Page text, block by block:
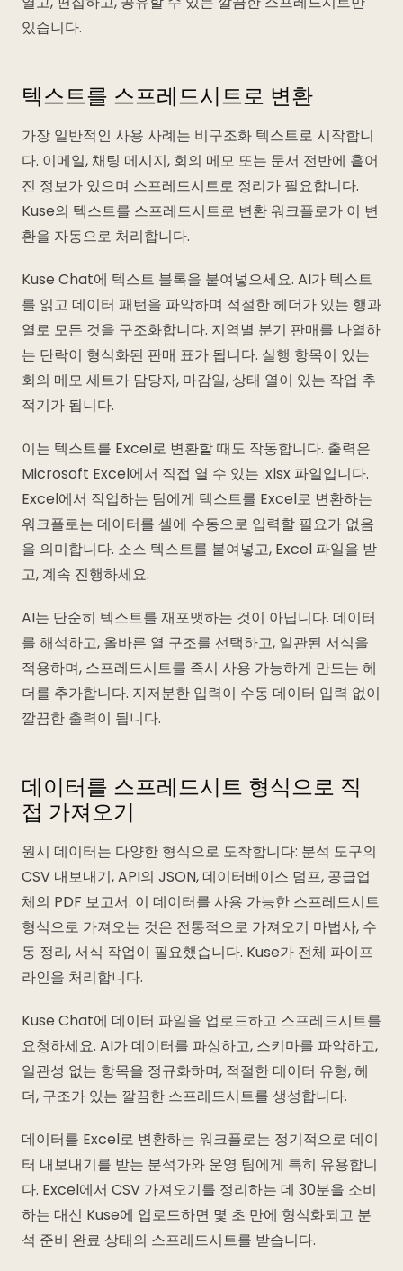
있습니다.
텍스트를 스프레드시트로 변환
가장 일반적인 사용 사례는 비구조화 텍스트로 시작합니
다. 이메일, 채팅 메시지, 회의 메모 또는 문서 전반에 흩어
진 정보가 있으며 스프레드시트로 정리가 필요합니다.
Kuse의 텍스트를 스프레드시트로 변환 워크플로가 이 변
환을 자동으로 처리합니다.
Kuse Chat에 텍스트 블록을 붙여넣으세요. AI가 텍스트
를 읽고 데이터 패턴을 파악하며 적절한 헤더가 있는 행과
열로 모든 것을 구조화합니다. 지역별 분기 판매를 나열하
는 단락이 형식화된 판매 표가 됩니다. 실행 항목이 있는
회의 메모 세트가 담당자, 마감일, 상태 열이 있는 작업 추
적기가 됩니다.
이는 텍스트를 Excel로 변환할 때도 작동합니다. 출력은
Microsoft Excel에서 직접 열 수 있는 .xlsx 파일입니다.
Excel에서 작업하는 팀에게 텍스트를 Excel로 변환하는
워크플로는 데이터를 셀에 수동으로 입력할 필요가 없음
을 의미합니다. 소스 텍스트를 붙여넣고, Excel 파일을 받
고, 계속 진행하세요.
AI는 단순히 텍스트를 재포맷하는 것이 아닙니다. 데이터
를 해석하고, 올바른 열 구조를 선택하고, 일관된 서식을
적용하며, 스프레드시트를 즉시 사용 가능하게 만드는 헤
더를 추가합니다. 지저분한 입력이 수동 데이터 입력 없이
깔끔한 출력이 됩니다.
데이터를 스프레드시트 형식으로 직
접 가져오기
원시 데이터는 다양한 형식으로 도착합니다: 분석 도구의
CSV 내보내기, API의 JSON, 데이터베이스 덤프, 공급업
체의 PDF 보고서. 이 데이터를 사용 가능한 스프레드시트
형식으로 가져오는 것은 전통적으로 가져오기 마법사, 수
동 정리, 서식 작업이 필요했습니다. Kuse가 전체 파이프
라인을 처리합니다.
Kuse Chat에 데이터 파일을 업로드하고 스프레드시트를
요청하세요. AI가 데이터를 파싱하고, 스키마를 파악하고,
일관성 없는 항목을 정규화하며, 적절한 데이터 유형, 헤
더, 구조가 있는 깔끔한 스프레드시트를 생성합니다.
데이터를 Excel로 변환하는 워크플로는 정기적으로 데이
터 내보내기를 받는 분석가와 운영 팀에게 특히 유용합니
다. Excel에서 CSV 가져오기를 정리하는 데 30분을 소비
하는 대신 Kuse에 업로드하면 몇 초 만에 형식화되고 분
석 준비 완료 상태의 스프레드시트를 받습니다.